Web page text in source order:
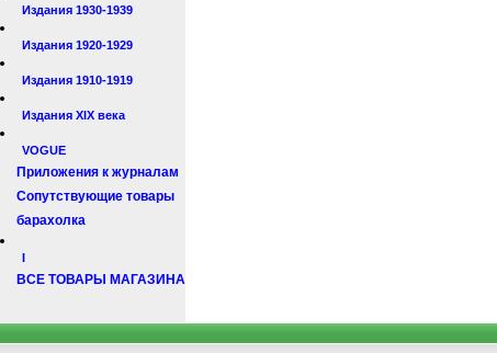
Издания 1930-1939
Издания 1920-1929
Издания 1910-1919
Издания XIX века
VOGUE
Приложения к журналам
Сопутствующие товары
барахолка
I
ВСЕ ТОВАРЫ МАГАЗИНА